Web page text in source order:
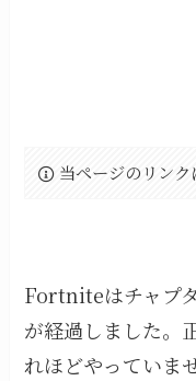
当ページのリンク
Fortniteはチャプ
が経過しました。
れほどやっていま